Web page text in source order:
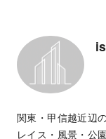
関東・甲信越近辺
レイス・風景・公